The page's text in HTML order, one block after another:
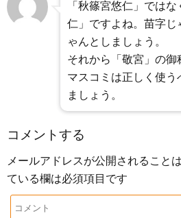
「秋篠宮悠仁」では
仁」ですよね。苗字じ
ゃんとしましょう。
それから「敬宮」の御
マスコミは正しく使う
ましょう。
コメントする
メールアドレスが公開されること
ている欄は必須項目です